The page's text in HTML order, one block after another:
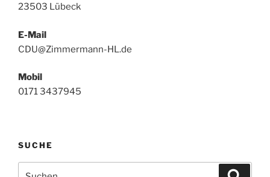
23503 Lübeck
E-Mail
CDU@Zimmermann-HL.de
Mobil
0171 3437945
SUCHE